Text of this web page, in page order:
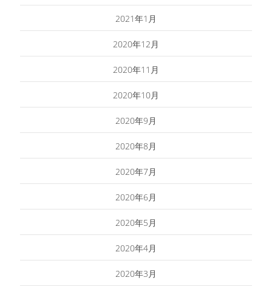
2021年1月
2020年12月
2020年11月
2020年10月
2020年9月
2020年8月
2020年7月
2020年6月
2020年5月
2020年4月
2020年3月